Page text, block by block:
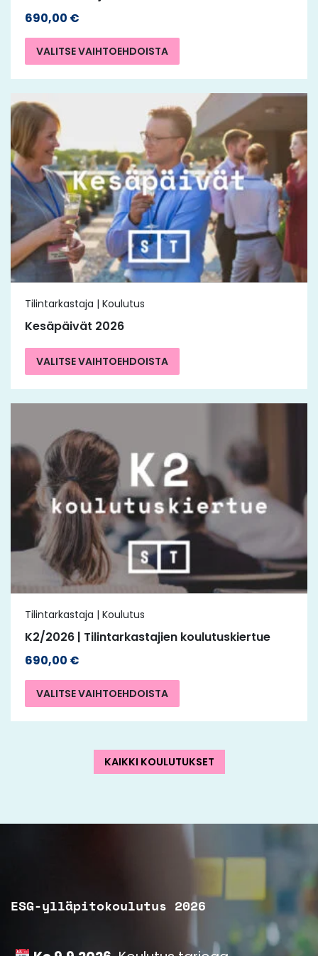
690,00 €
VALITSE VAIHTOEHDOISTA
Tilintarkastaja | Koulutus
Kesäpäivät 2026
VALITSE VAIHTOEHDOISTA
Tilintarkastaja | Koulutus
K2/2026 | Tilintarkastajien koulutuskiertue
690,00 €
VALITSE VAIHTOEHDOISTA
KAIKKI KOULUTUKSET
ESG-ylläpitokoulutus 2026